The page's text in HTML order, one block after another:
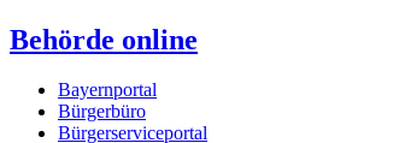
Behörde online
Bayernportal
Bürgerbüro
Bürgerserviceportal